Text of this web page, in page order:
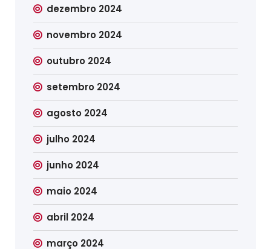
dezembro 2024
novembro 2024
outubro 2024
setembro 2024
agosto 2024
julho 2024
junho 2024
maio 2024
abril 2024
março 2024